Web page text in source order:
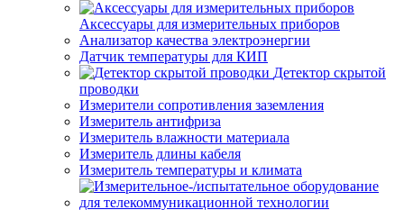
Аксессуары для измерительных приборов
Анализатор качества электроэнергии
Датчик температуры для КИП
Детектор скрытой
проводки
Измерители сопротивления заземления
Измеритель антифриза
Измеритель влажности материала
Измеритель длины кабеля
Измеритель температуры и климата